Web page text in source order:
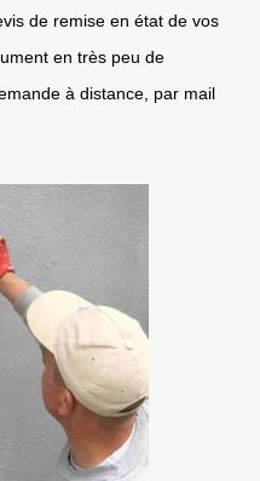
de remise en état de vos
en très peu de
à distance, par mail